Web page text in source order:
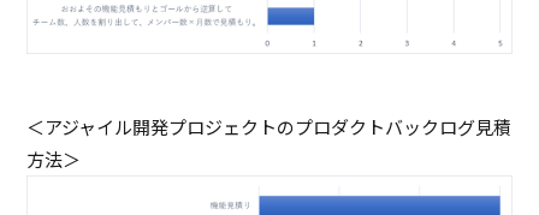
＜アジャイル開発プロジェクトのプロダクトバックログ見積
方法＞